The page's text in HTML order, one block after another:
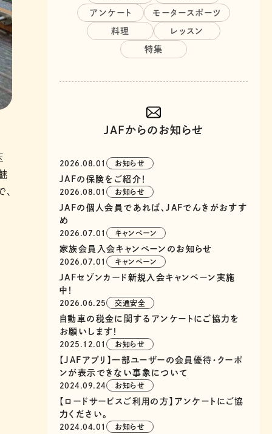
アンケート モータースポーツ
料理 レッスン
特集
JAFからのお知らせ
2026.08.01 お知らせ
JAFの保険をご紹介！
2026.08.01 お知らせ
JAFの個人会員であれば、JAFでんきがおすす
め
2026.07.01 キャンペーン
家族会員入会キャンペーンのお知らせ
2026.07.01 キャンペーン
JAFセゾンカード新規入会キャンペーン実施
中！
2026.06.25 交通安全
自動車の税金に関するアンケートにご協力を
お願いします！
2025.12.01 お知らせ
【JAFアプリ】一部ユーザーの会員優待・クーポ
ンが表示できない事象について
2024.09.24 お知らせ
【ロードサービスご利用の方】アンケートにご協
力ください。
2024.04.01 お知らせ